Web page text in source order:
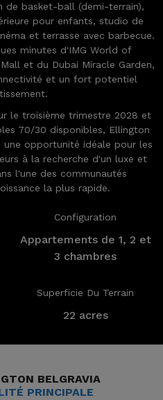
Configuration
Appartements de 1, 2 et
3 chambres
Superficie Du Terrain
22 acres
de basket-ball (demi-terrain),
pour enfants, studio de
et terrasse avec barbecue.
minutes d'IMG World of
et du Dubai Miracle Garden,
et un fort potentiel
le troisième trimestre 2028 et
70/30 disponibles, Ellington
une opportunité idéale pour les
à la recherche d'un luxe et
l'une des communautés
la plus rapide.
BELGRAVIA
PRINCIPALE